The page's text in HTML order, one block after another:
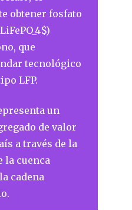
obtener fosfato
que
tecnológico
LFP.
un
de valor
a través de la
la cuenca
cadena